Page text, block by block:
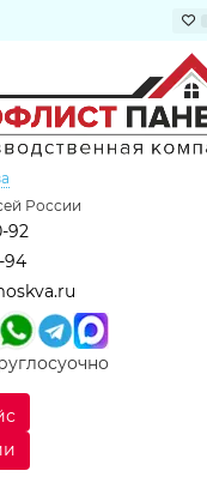
России
92
94